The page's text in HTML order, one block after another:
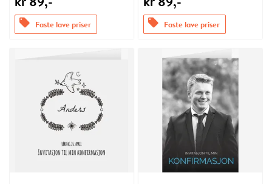
offers Faste lave priser offers Faste lave priser